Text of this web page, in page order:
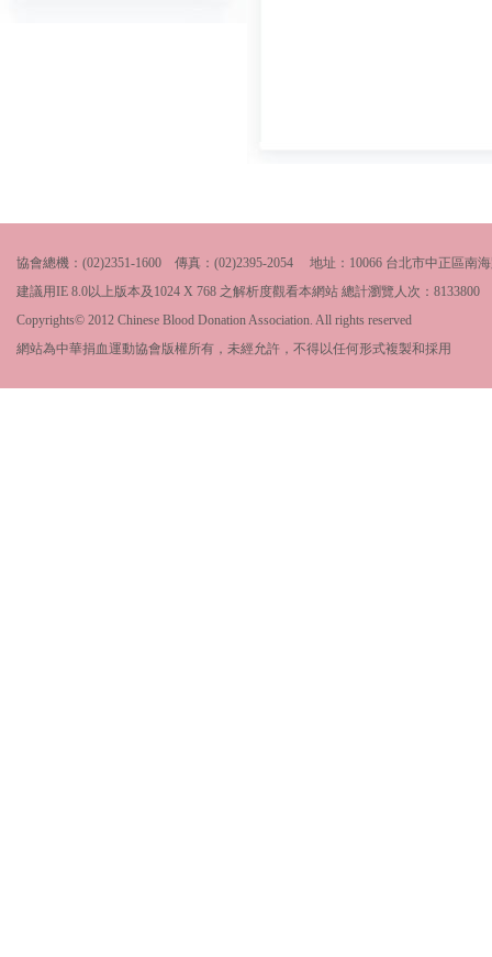
協會總機：(02)2351-1600 傳真：(02)2395-2054 地址：10066 台北市中正區南
建議用IE 8.0以上版本及1024 X 768 之解析度觀看本網站 總計瀏覽人次： 8133800
Copyrights© 2012 Chinese Blood Donation Association. All rights reserved
網站為中華捐血運動協會版權所有，未經允許，不得以任何形式複製和採用